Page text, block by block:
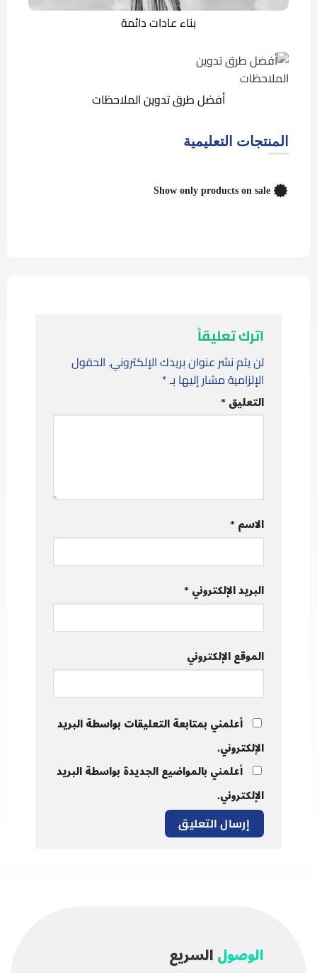
بناء عادات دائمة
أفضل طرق تدوين الملاحظات
المنتجات التعليمية
Show only products on sale
اترك تعليقاً
لن يتم نشر عنوان بريدك الإلكتروني. الحقول
الإلزامية مشار إليها بـ*
التعليق*
الاسم*
البريد الإلكتروني*
الموقع الإلكتروني
أعلمني بمتابعة التعليقات بواسطة البريد
الإلكتروني.
أعلمني بالمواضيع الجديدة بواسطة البريد
الإلكتروني.
الوصولالسريع